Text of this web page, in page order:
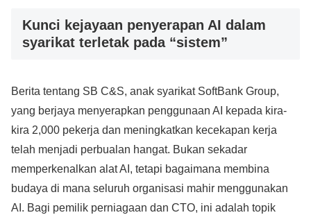
Kunci kejayaan penyerapan AI dalam
syarikat terletak pada “sistem”
Berita tentang SB C&S, anak syarikat SoftBank Group,
yang berjaya menyerapkan penggunaan AI kepada kira-
kira 2,000 pekerja dan meningkatkan kecekapan kerja
telah menjadi perbualan hangat. Bukan sekadar
memperkenalkan alat AI, tetapi bagaimana membina
budaya di mana seluruh organisasi mahir menggunakan
AI. Bagi pemilik perniagaan dan CTO, ini adalah topik